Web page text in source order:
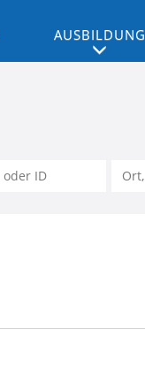
AUSBILDUNG